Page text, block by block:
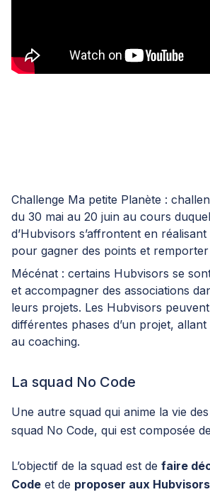
Challenge Ma petite Planète :
du 30 mai au 20 juin au cours
d’Hubvisors s’affrontent en
pour gagner des points et
Mécénat : certains Hubvisors se
et accompagner des associations
leurs projets. Les Hubvisors
différentes phases d’un projet,
au coaching.
La squad No Code
Une autre squad qui anime la vie
squad No Code, qui est composée
L’objectif de la squad est de faire
Code et de proposer aux